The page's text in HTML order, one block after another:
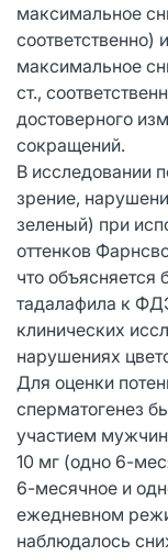
максимальное
соответственно)
максимальное
ст.,
достоверного
сокращений.
В исследовании
зрение,
зеленый) при
оттенков
что объясняется
тадалафила к
клинических
нарушениях
Для оценки
сперматогенез
участием
10 мг (одно 6-
6-месячное и
ежедневном
наблюдалось